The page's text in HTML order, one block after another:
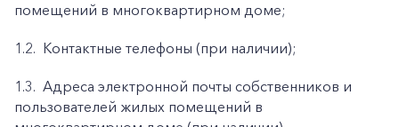
помещений в многоквартирном доме;
1.2. Контактные телефоны (при наличии);
1.3. Адреса электронной почты собственников и
пользователей жилых помещений в